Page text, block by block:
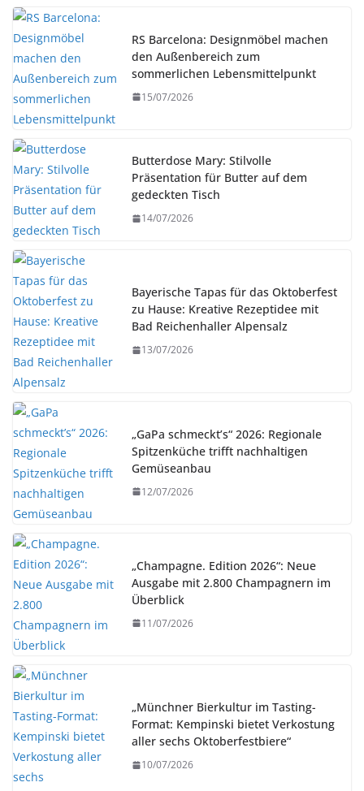
RS Barcelona: Designmöbel machen
den Außenbereich zum
sommerlichen Lebensmittelpunkt
15/07/2026
Butterdose Mary: Stilvolle
Präsentation für Butter auf dem
gedeckten Tisch
14/07/2026
Bayerische Tapas für das Oktoberfest
zu Hause: Kreative Rezeptidee mit
Bad Reichenhaller Alpensalz
13/07/2026
„GaPa schmeckt’s“ 2026: Regionale
Spitzenküche trifft nachhaltigen
Gemüseanbau
12/07/2026
„Champagne. Edition 2026“: Neue
Ausgabe mit 2.800 Champagnern im
Überblick
11/07/2026
„Münchner Bierkultur im Tasting-
Format: Kempinski bietet Verkostung
aller sechs Oktoberfestbiere“
10/07/2026